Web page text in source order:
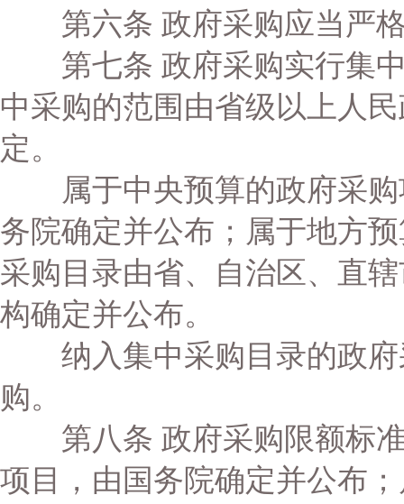
第六条 政府采购应当严格
第七条 政府采购实行集中
中采购的范围由省级以上人
定。
属于中央预算的政府采购
务院确定并公布；属于地方
采购目录由省、自治区、直
构确定并公布。
纳入集中采购目录的政府
购。
第八条 政府采购限额标准
项目，由国务院确定并公布